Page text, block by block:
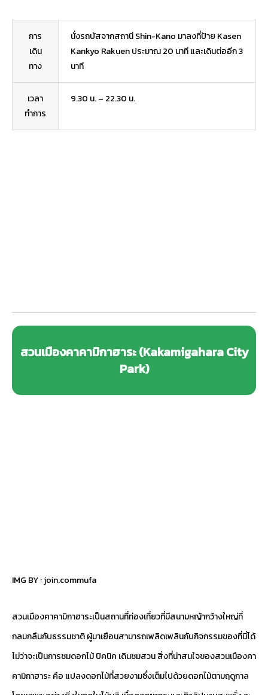
การ
เดิน
ทาง
นั่งรถบัสจากสถานี Shin-Kano มาลงที่ป้าย Kasen
Kankyo Rakuen ประมาณ 20 นาที และเดินต่ออีก 3
นาที
เวลา
ทำการ
9.30 น. – 22.30 น.
สวนเมืองคาคามิกาฮาระ (Kakamigahara City
Park)
IMG BY :join.commufa
สวนเมืองคาคามิกาฮาระเป็นสถานที่ท่องเที่ยวที่มีสนามหญ้ากว้างใหญ่ที่
กลมกลืนกับธรรมชาติ ผู้มาเยือนสามารถเพลิดเพลินกับกิจกรรมของที่นี่ได้
ไม่ว่าจะเป็นการชมดอกไม้ ปิคนิค เดินชมสวน สิ่งที่น่าสนใจของสวนเมืองคา
คามิกาฮาระ คือ แปลงดอกไม้ที่สวยงามซึ่งเต็มไปด้วยดอกไม้ตามฤดูกาล